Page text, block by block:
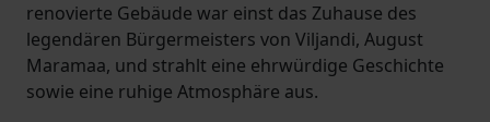
renovierte Gebäude war einst das Zuhause des
legendären Bürgermeisters von Viljandi, August
Maramaa, und strahlt eine ehrwürdige Geschichte
sowie eine ruhige Atmosphäre aus.